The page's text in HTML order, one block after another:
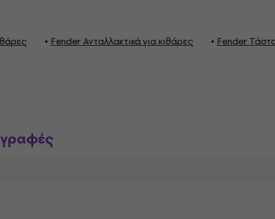
Fender Ανταλλακτικά για κιθάρες Fender